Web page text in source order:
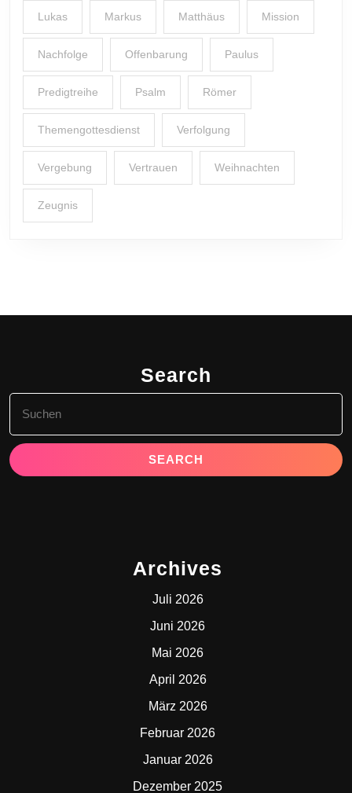
Lukas Markus Matthäus Mission
Nachfolge Offenbarung Paulus
Predigtreihe Psalm Römer
Themengottesdienst Verfolgung
Vergebung Vertrauen Weihnachten
Zeugnis
Search
for:
Archives
Juli 2026
Juni 2026
Mai 2026
April 2026
März 2026
Februar 2026
Januar 2026
Dezember 2025